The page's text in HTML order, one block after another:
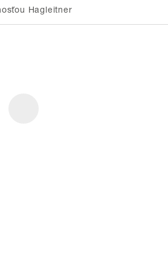
Hagleitner